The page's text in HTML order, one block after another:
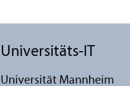
Universitäts-IT
Universität Mannheim